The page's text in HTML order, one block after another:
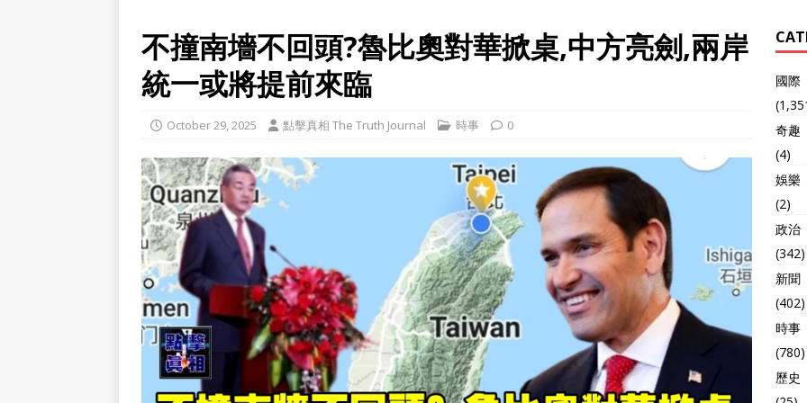
不撞南墻不回頭?魯比奧對華掀桌,中方亮劍,兩岸
統一或將提前來臨
October 29, 2025 點擊真相 The Truth Journal 時事 0
國際
奇趣
(4)
娛樂
(2)
政治
(342)
新聞
(402)
時事
(780)
歷史